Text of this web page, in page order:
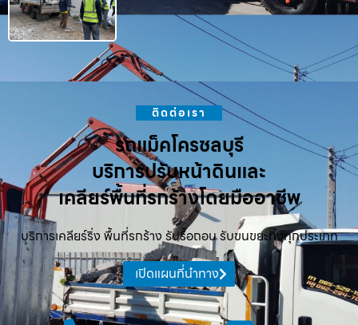
ติดต่อเรา
รถแม็คโครชลบุรี
บริการปรับหน้าดินและ
เคลียร์พื้นที่รกร้างโดยมืออาชีพ
บริการเคลียร์ริ่ง พื้นที่รกร้าง รับรื้อถอน รับขนขยะทิ้งทุกประเภท
เปิดแผนที่นำทาง